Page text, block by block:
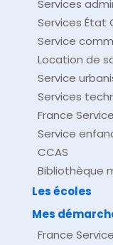
Services
Services État
Service
Location de
Service
Services
France
Service
CCAS
Bibliothèque
Les écoles
Mes
France